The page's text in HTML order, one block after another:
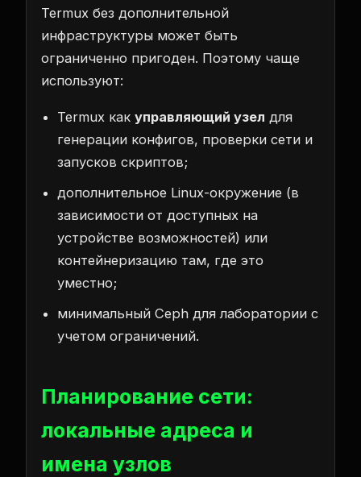
Termux без дополнительной
инфраструктуры может быть
ограниченно пригоден. Поэтому чаще
используют:
Termux как управляющий узел для
генерации конфигов, проверки сети и
запусков скриптов;
дополнительное Linux-окружение (в
зависимости от доступных на
устройстве возможностей) или
контейнеризацию там, где это
уместно;
минимальный Ceph для лаборатории с
учетом ограничений.
Планирование сети:
локальные адреса и
имена узлов